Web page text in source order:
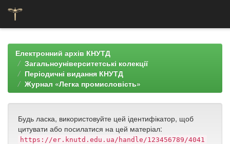
navigationЕлектронний архів КНУТД
Загальноуніверситетські колекції
Періодичні видання КНУТД
Журнал «Легка промисловість»
Будь ласка, використовуйте цей ідентифікатор, щоб
цитувати або посилатися на цей матеріал:
https://er.knutd.edu.ua/handle/123456789/4041